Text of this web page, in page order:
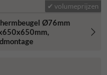
✔ volumeprijzen
Ø76mm